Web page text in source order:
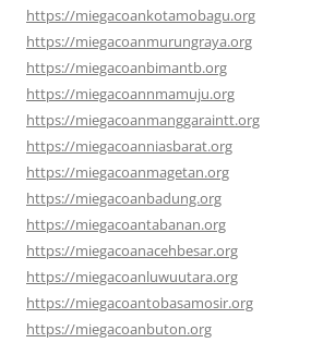
https://miegacoankotamobagu.org
https://miegacoanmurungraya.org
https://miegacoanbimantb.org
https://miegacoannmamuju.org
https://miegacoanmanggaraintt.org
https://miegacoanniasbarat.org
https://miegacoanmagetan.org
https://miegacoanbadung.org
https://miegacoantabanan.org
https://miegacoanacehbesar.org
https://miegacoanluwuutara.org
https://miegacoantobasamosir.org
https://miegacoanbuton.org